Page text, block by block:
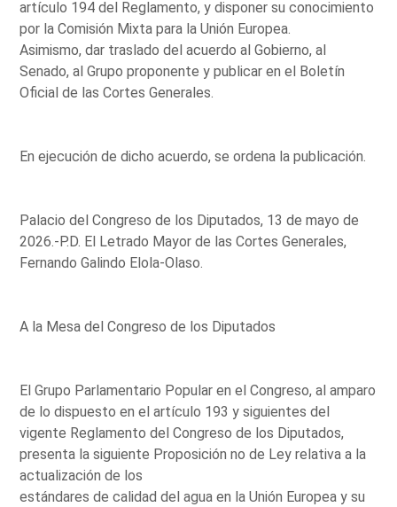
artículo 194 del Reglamento, y disponer su conocimiento
por la Comisión Mixta para la Unión Europea.
Asimismo, dar traslado del acuerdo al Gobierno, al
Senado, al Grupo proponente y publicar en el Boletín
Oficial de las Cortes Generales.
En ejecución de dicho acuerdo, se ordena la publicación.
Palacio del Congreso de los Diputados, 13 de mayo de
2026.-P.D. El Letrado Mayor de las Cortes Generales,
Fernando Galindo Elola-Olaso.
A la Mesa del Congreso de los Diputados
El Grupo Parlamentario Popular en el Congreso, al amparo
de lo dispuesto en el artículo 193 y siguientes del
vigente Reglamento del Congreso de los Diputados,
presenta la siguiente Proposición no de Ley relativa a la
actualización de los
estándares de calidad del agua en la Unión Europea y su